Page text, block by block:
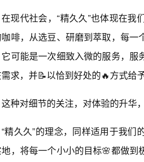
在现代社会，“精久久”也体现在
啡，从选豆、研磨到萃取，每
可能是一次细致入微的服务，
求，并📝以恰到好处的🔥方式给
这种对细节的关注，对体验的升华
“精久久”的理念，同样适用于我
，将每一个小小的目标🌸都做